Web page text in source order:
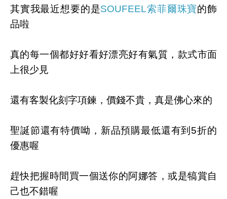
其實我最近想要的是SOUFEEL索菲爾珠寶的飾
品啦
真的每一個都好好看好漂亮好有氣質，款式市面
上很少見
還有客製化刻字項鍊，價錢不貴，真是佛心來的
聖誕節還有特價呦，新品預購最低還有到5折的
優惠喔
趕快把握時間買一個送你的阿娜答，或是犒賞自
己也不錯喔